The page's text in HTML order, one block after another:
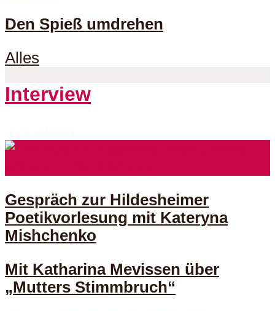
Den Spieß umdrehen
Alles
Interview
Gespräch zur Hildesheimer
Poetikvorlesung mit Kateryna
Mishchenko
Mit Katharina Mevissen über
„Mutters Stimmbruch“